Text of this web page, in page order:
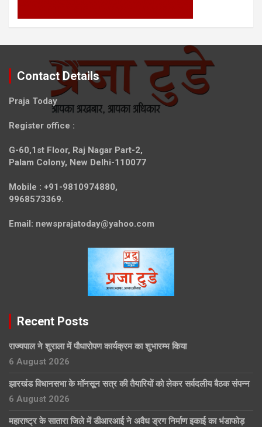
Contact Details
Praja Today
Register office :
G-60,1st Floor, Raj Nagar Part-2,
Palam Colony, New Delhi-110077
Mobile : +91-9810974880,
9968573369.
Email: newsprajatoday@yahoo.com
Recent Posts
राज्यपाल ने शुराला में पौधारोपण कार्यक्रम का शुभारम्भ किया
6 August 2026
झारखंड विधानसभा के मॉनसून सत्र की तैयारियों को लेकर सर्वदलीय बैठक संपन्न
6 August 2026
महाराष्ट्र के सातारा जिले में डीआरआई ने अवैध ड्रग निर्माण इकाई का भंडाफोड़